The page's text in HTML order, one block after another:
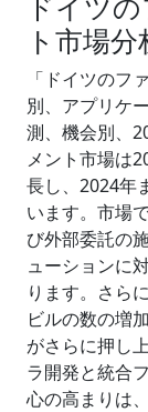
ト市場分
「ドイツのフ
別、アプリケ
測、機会別、
メント市場は
長し、2024年
います。市場
び外部委託の
ューションに
ります。さら
ビルの数の増
がさらに押し
ラ開発と統合
心の高まりは